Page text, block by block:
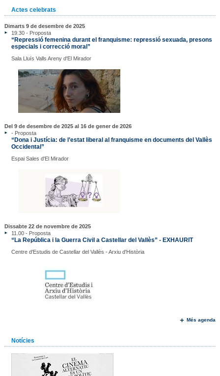
Actes celebrats
Dimarts 9 de desembre de 2025
19.30 - Proposta
“Repressió femenina durant el franquisme: repressió sexuada, presons
especials i correcció moral”
Sala Lluís Valls Areny d'El Mirador
Del 9 de desembre de 2025 al 16 de gener de 2026
- Proposta
“Dona i Justícia: de l’estat liberal al franquisme en documents del Vallès
Occidental”
Espai Sales d'El Mirador
Dissabte 22 de novembre de 2025
11.00 - Proposta
“La República i la Guerra Civil a Castellar del Vallès” - EXHAURIT
Centre d'Estudis de Castellar del Vallès - Arxiu d'Història
Més agenda
Notícies